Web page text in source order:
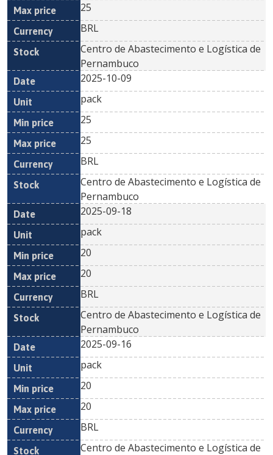
25
BRL
Centro de Abastecimento e Logística de
Pernambuco
2025-10-09
pack
25
25
BRL
Centro de Abastecimento e Logística de
Pernambuco
2025-09-18
pack
20
20
BRL
Centro de Abastecimento e Logística de
Pernambuco
2025-09-16
pack
20
20
BRL
Centro de Abastecimento e Logística de